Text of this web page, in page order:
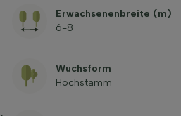
Erwachsenenbreite (m)
6-8
Wuchsform
Hochstamm